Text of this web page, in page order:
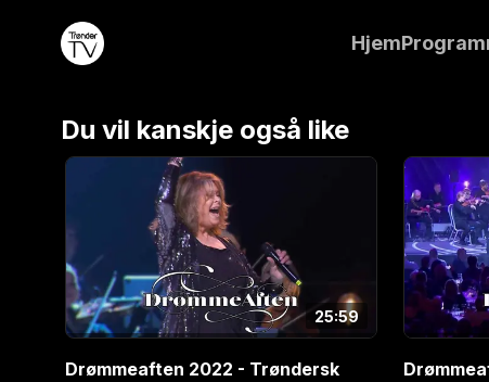
Hjem
Myhre, brødrene Larsen, Ole Marius Ryan, Knur
Jan Magn Førde, Are Hembre, Camilla Steenhoff
Vikestad Olsen. Del 1 av 4 fra Trønderhallen i
Du vil kanskje også like
25:59
Drømmeaften 2022 - Trøndersk